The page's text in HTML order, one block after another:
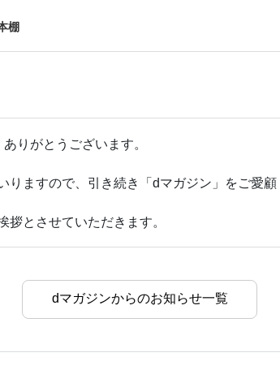
棚
りがとうございます。
りますので、引き続き「dマガジン」をご愛
とさせていただきます。
dマガジンからのお知らせ一覧